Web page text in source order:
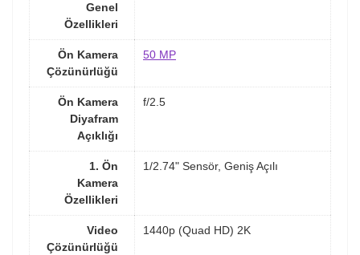
Genel
Özellikleri
Ön Kamera
Çözünürlüğü
50 MP
Ön Kamera
Diyafram
Açıklığı
f/2.5
1. Ön
Kamera
Özellikleri
1/2.74" Sensör, Geniş Açılı
Video
Çözünürlüğü
1440p (Quad HD) 2K